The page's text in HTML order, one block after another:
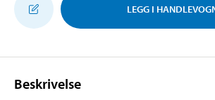
LEGG I
Beskrivelse